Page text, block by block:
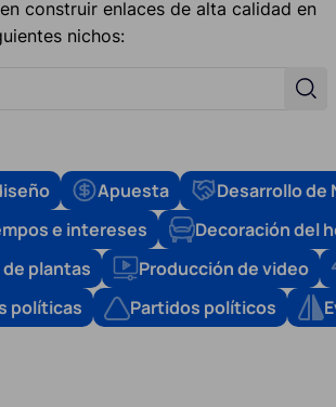
construir enlaces de alta calidad en
nichos:
Apuesta
Desarrollo de
e intereses
Decoración del
plantas
Producción de video
políticas
Partidos políticos